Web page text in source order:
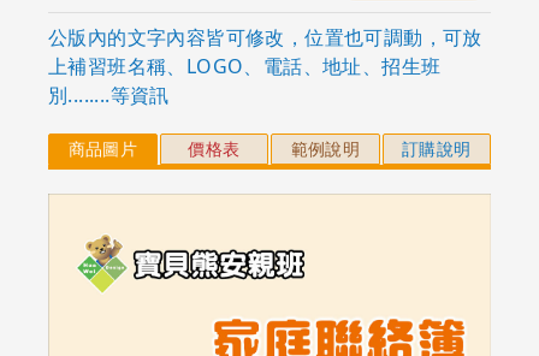
公版內的文字內容皆可修改，位置也可調動，可放
上補習班名稱、LOGO、電話、地址、招生班
別........等資訊
商品圖片 價格表 範例說明 訂購說明